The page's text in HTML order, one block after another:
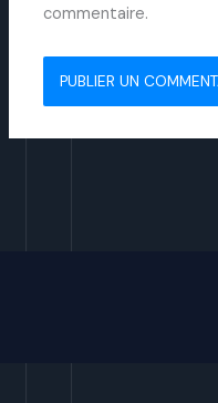
commentaire.